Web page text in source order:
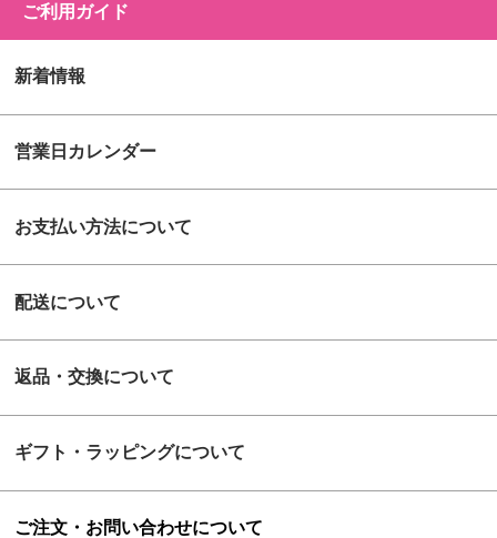
ご利用ガイド
新着情報
営業日カレンダー
お支払い方法について
配送について
返品・交換について
ギフト・ラッピングについて
ご注文・お問い合わせについて